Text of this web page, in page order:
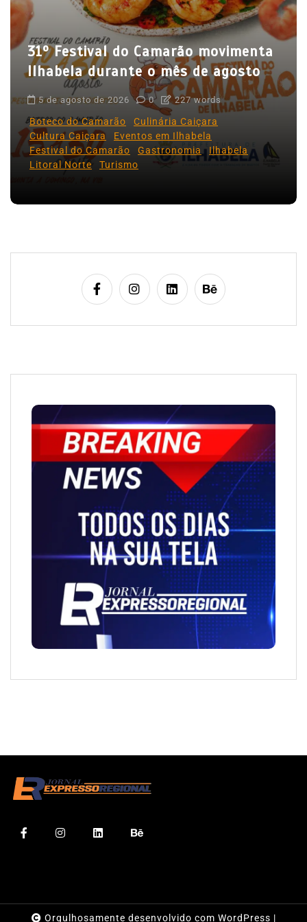
P
s
31º Festival do Camarão movimenta
Ilhabela durante o mês de agosto
5 de agosto de 2026 0 227 words
Boteco do Camarão
Culinária Caiçara
Cultura Caiçara
Eventos em Ilhabela
Festival do Camarão
Gastronomia
Ilhabela
Litoral Norte
Turismo
Orgulhosamente desenvolvido com WordPress |